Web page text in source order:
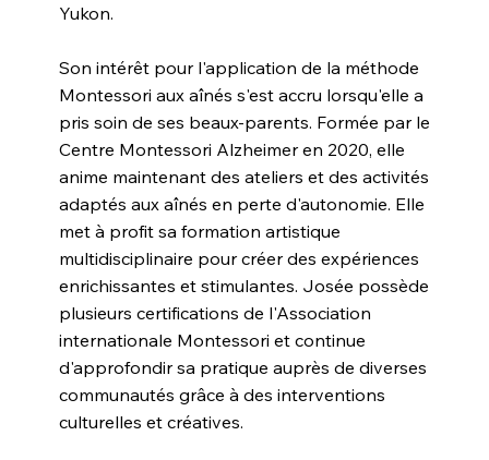
Yukon.
Son intérêt pour l'application de la méthode
Montessori aux aînés s'est accru lorsqu'elle a
pris soin de ses beaux-parents. Formée par le
Centre Montessori Alzheimer en 2020, elle
anime maintenant des ateliers et des activités
adaptés aux aînés en perte d'autonomie. Elle
met à profit sa formation artistique
multidisciplinaire pour créer des expériences
enrichissantes et stimulantes. Josée possède
plusieurs certifications de l'Association
internationale Montessori et continue
d'approfondir sa pratique auprès de diverses
communautés grâce à des interventions
culturelles et créatives.